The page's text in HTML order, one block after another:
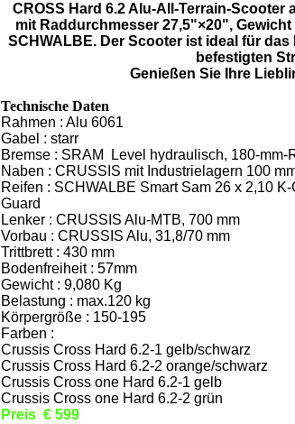
CROSS Hard 6.2 Alu-All-Terrain-
mit Raddurchmesser 27,5"×20",
SCHWALBE. Der Scooter ist ideal für
befestigten
Genießen Sie Ihre
Technische Daten
Rahmen : Alu 6061
Gabel : starr
Bremse : SRAM Level hydraulisch, 180-mm-
Naben : CRUSSIS mit Industrielagern 100
Reifen : SCHWALBE Smart Sam 26 x 2,10
Guard
Lenker : CRUSSIS Alu-MTB, 700 mm
Vorbau : CRUSSIS Alu, 31,8/70 mm
Trittbrett : 430 mm
Bodenfreiheit : 57mm
Gewicht : 9,080 Kg
Belastung : max.120 kg
Körpergröße : 150-195
Farben :
Crussis Cross Hard 6.2-1 gelb/schwarz
Crussis Cross Hard 6.2-2 orange/schwarz
Crussis Cross one Hard 6.2-1 gelb
Crussis Cross one Hard 6.2-2 grün
Preis € 599